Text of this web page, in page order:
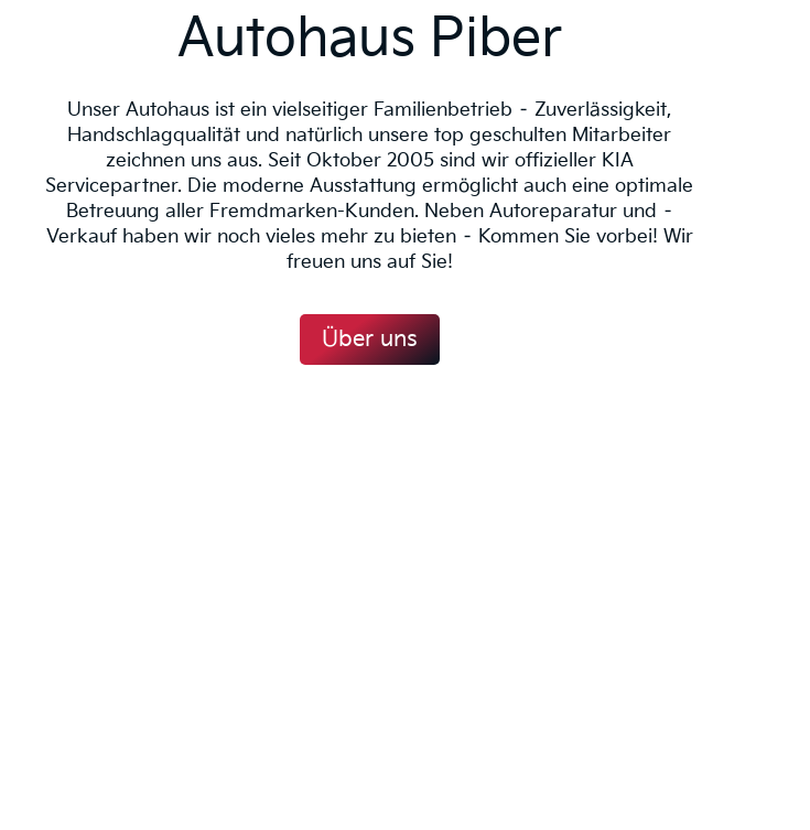
Autohaus Piber
Unser Autohaus ist ein vielseitiger Familienbetrieb – Zuverlässigkeit,
Handschlagqualität und natürlich unsere top geschulten Mitarbeiter
zeichnen uns aus. Seit Oktober 2005 sind wir offizieller KIA
Servicepartner. Die moderne Ausstattung ermöglicht auch eine optimale
Betreuung aller Fremdmarken-Kunden. Neben Autoreparatur und –
Verkauf haben wir noch vieles mehr zu bieten – Kommen Sie vorbei! Wir
freuen uns auf Sie!
Über uns